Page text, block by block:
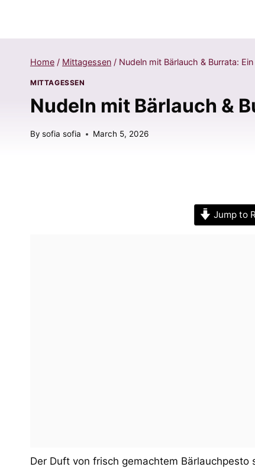
Home / Mittagessen / Nudeln mit Bärlauch & Burrata:
MITTAGESSEN
Nudeln mit Bärlauch &
By sofia sofia March 5, 2026
Jump to
Der Duft von frisch gemachtem